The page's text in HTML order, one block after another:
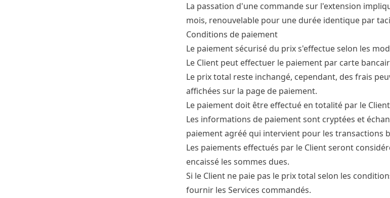
La passation d'une commande sur l'extension
mois, renouvelable pour une durée identique par
Conditions de paiement
Le paiement sécurisé du prix s'effectue selon les
Le Client peut effectuer le paiement par carte
Le prix total reste inchangé, cependant, des frais
affichées sur la page de paiement.
Le paiement doit être effectué en totalité par le
Les informations de paiement sont cryptées et
paiement agréé qui intervient pour les transactions
Les paiements effectués par le Client seront
encaissé les sommes dues.
Si le Client ne paie pas le prix total selon les
fournir les Services commandés.